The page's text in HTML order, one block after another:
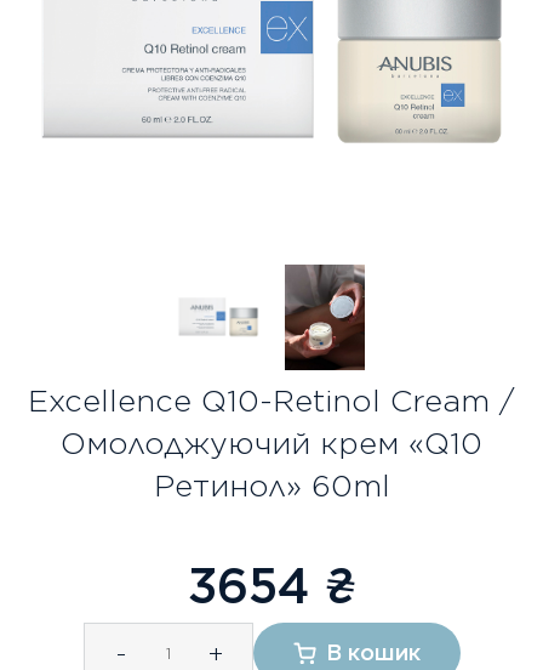
Безкоштовна консультація
Вхід/Реєстрація
Excellence Q10-Retinol Cream /
Омолоджуючий крем «Q10
Ретинол» 60ml
3654 ₴
- + В кошик